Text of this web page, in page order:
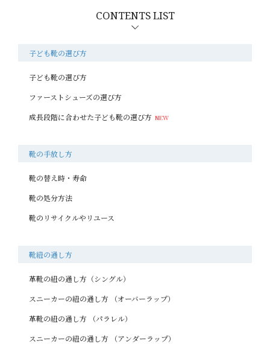
CONTENTS LIST
子ども靴の選び方
子ども靴の選び方
ファーストシューズの選び方
成長段階に合わせた子ども靴の選び方
靴の手放し方
靴の替え時・寿命
靴の処分方法
靴のリサイクルやリユース
靴紐の通し方
革靴の紐の通し方（シングル）
スニーカーの紐の通し方 （オーバーラップ）
革靴の紐の通し方 （パラレル）
スニーカーの紐の通し方 （アンダーラップ）